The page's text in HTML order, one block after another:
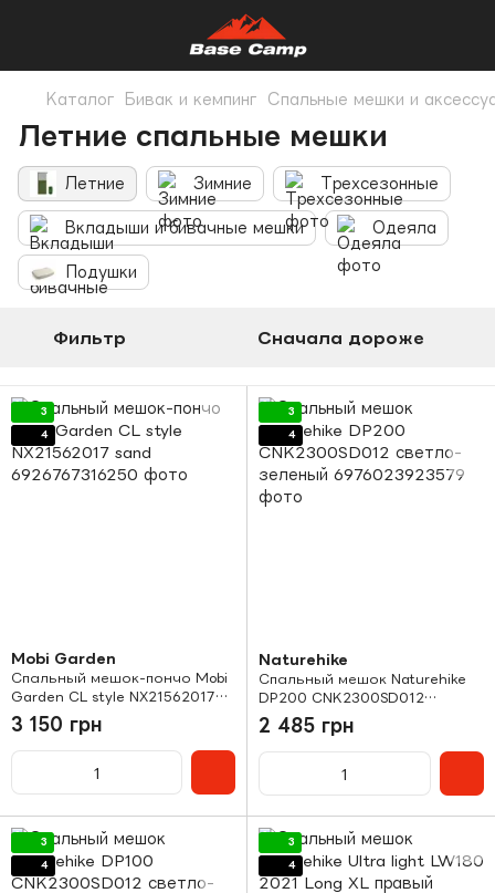
Каталог Бивак и кемпинг Спальные мешки и
Летние спальные мешки
Летние Зимние Трехсезонные
Вкладыши и бивачные мешки Одеяла
Подушки
Фильтр Сначала дороже
3
4
Mobi Garden
Спальный мешок-пончо Mobi
Garden CL style NX21562017
sand
3 150 грн
3
4
Naturehike
Спальный мешок Naturehike
DP200 CNK2300SD012
светло-зеленый
2 485 грн
3
4
3
4